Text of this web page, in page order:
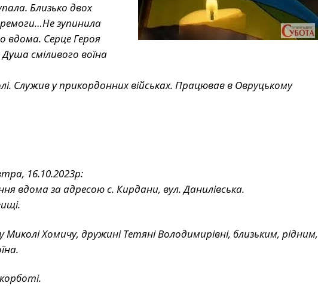
Близько двох
зупинила
вдома. Серце Героя
сміливого воїна
Служив у прикордонних військах. Працював в Овруцькому
16.10.2023р:
вдома за адресою с. Кирдани, вул. Данилівська.
Хомичу, дружині Тетяні Володимирівні, близьким, рідним,